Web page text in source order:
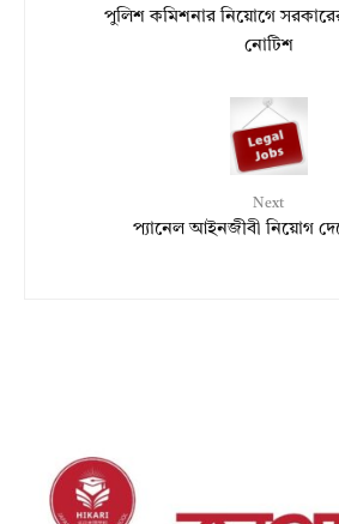
পুলিশ কমিশনার নিয়োগে সরকারের
নোটিশ
Next
প্যানেল আইনজীবী নিয়োগ